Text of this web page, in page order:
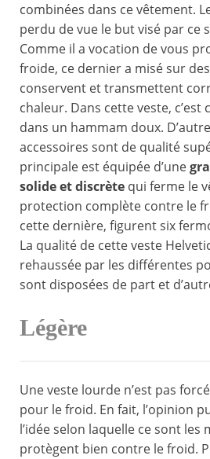
combinées dans ce vêtement.
perdu de vue le but visé par ce
Comme il a vocation de vous
froide, ce dernier a misé sur
conservent et transmettent
chaleur. Dans cette veste, c’est
dans un hammam doux.
accessoires sont de qualité
principale est équipée d’une
solide et discrète qui ferme le
protection complète contre le
cette dernière, figurent six
La qualité de cette veste
rehaussée par les différentes
sont disposées de part et
Légère
Une veste lourde n’est pas
pour le froid. En fait, l’opinion
l’idée selon laquelle ce sont
protègent bien contre le froid.